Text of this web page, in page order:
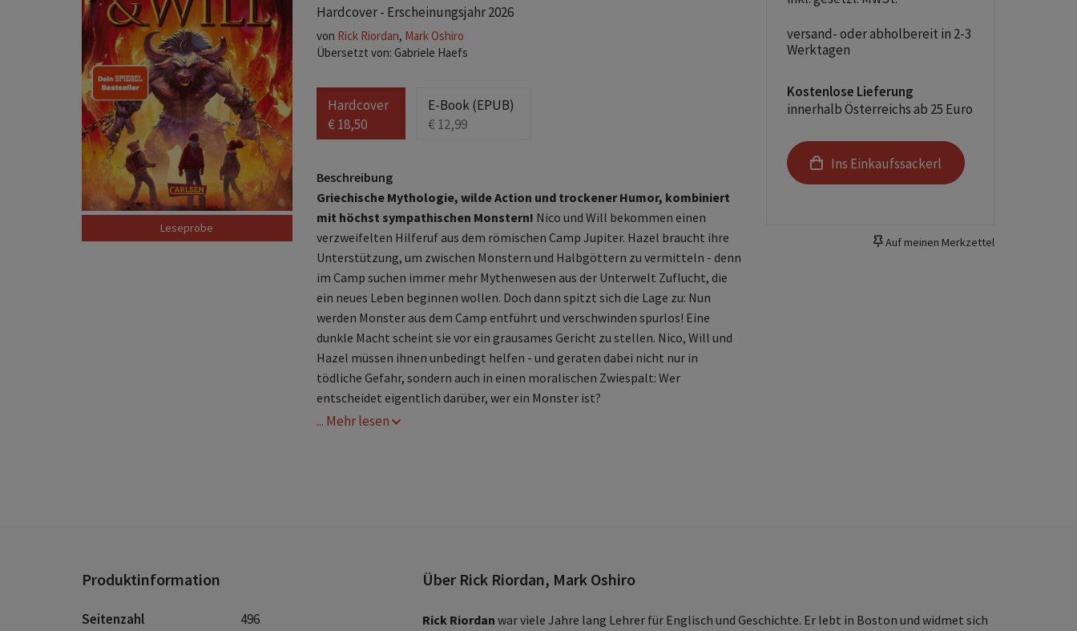
Hardcover - Erscheinungsjahr 2026
von Rick Riordan, Mark Oshiro
Übersetzt von: Gabriele Haefs
Hardcover
€ 18,50
E-Book (EPUB)
€ 12,99
Beschreibung
Griechische Mythologie, wilde Action und trockener Humor, kombiniert
mit höchst sympathischen Monstern! Nico und Will bekommen einen
verzweifelten Hilferuf aus dem römischen Camp Jupiter. Hazel braucht ihre
Unterstützung, um zwischen Monstern und Halbgöttern zu vermitteln - denn
im Camp suchen immer mehr Mythenwesen aus der Unterwelt Zuflucht, die
ein neues Leben beginnen wollen. Doch dann spitzt sich die Lage zu: Nun
werden Monster aus dem Camp entführt und verschwinden spurlos! Eine
dunkle Macht scheint sie vor ein grausames Gericht zu stellen. Nico, Will und
Hazel müssen ihnen unbedingt helfen - und geraten dabei nicht nur in
tödliche Gefahr, sondern auch in einen moralischen Zwiespalt: Wer
entscheidet eigentlich darüber, wer ein Monster ist?
Ein weiteres Abenteuer von Nico und Will, dem ungleichen
Bestsellerautor Rick Riordan in Kooperation mit Mark Oshiro
... Mehr lesen
versand- oder abholbereit in 2-3
Werktagen
Kostenlose Lieferung
innerhalb Österreichs ab 25 Euro
Ins Einkaufssackerl
Auf meinen Merkzettel
Produktinformation
Seitenzahl
496
Über Rick Riordan, Mark Oshiro
Rick Riordan war viele Jahre lang Lehrer für Englisch und Geschichte. Er lebt in Boston und widmet sich